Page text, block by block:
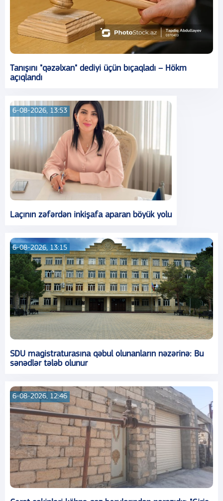
Tanışını "qəzəlxan" dediyi üçün bıçaqladı – Hökm
açıqlandı
6-08-2026, 13:53
Laçının zəfərdən inkişafa aparan böyük yolu
6-08-2026, 13:15
SDU magistraturasına qəbul olunanların nəzərinə: Bu
sənədlər tələb olunur
6-08-2026, 12:46